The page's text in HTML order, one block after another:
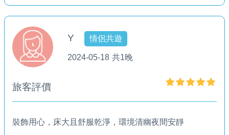
Y 情侶共遊
2024-05-18 共1晚
旅客評價
裝飾用心，床大且舒服乾淨，環境清幽夜間安靜